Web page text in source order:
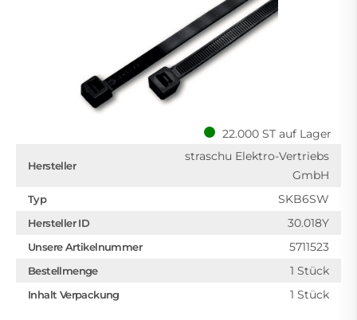
22.000 ST auf Lager
Hersteller
straschu Elektro-Vertriebs
GmbH
Typ SKB6SW
Hersteller ID 30.018Y
Unsere Artikelnummer 5711523
Bestellmenge 1 Stück
Inhalt Verpackung 1 Stück